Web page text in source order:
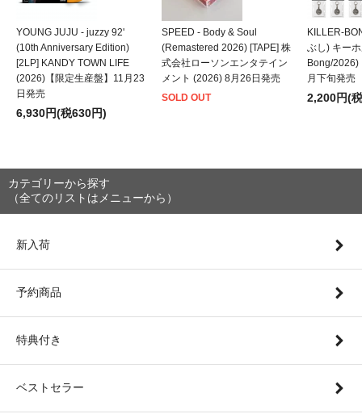
YOUNG JUJU - juzzy 92'
(10th Anniversary Edition)
[2LP] KANDY TOWN LIFE
(2026)【限定生産盤】11月23
日発売
6,930円(税630円)
SPEED - Body & Soul
(Remastered 2026) [TAPE] 株
式会社ローソンエンタテイン
メント (2026) 8月26日発売
SOLD OUT
KILLER-
ぶし) キー
Bong/2026)
月下旬発売
2,200円(
カテゴリーから探す
（全てのリストはメニューから）
新入荷
予約商品
特典付き
ベストセラー